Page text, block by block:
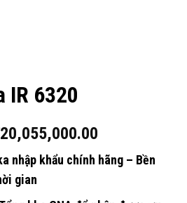
IR 6320
20,055,000.00
nhập khẩu chính hãng – Bền
gian